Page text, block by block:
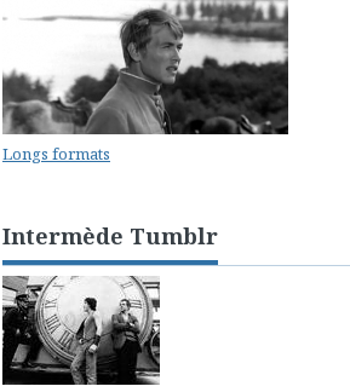
Longs formats
Intermède Tumblr